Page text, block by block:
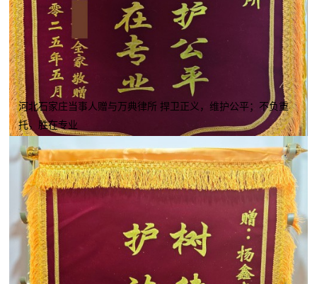
河北石家庄当事人赠与万典律所 捍卫正义，维护公平；不负重
托，胜在专业